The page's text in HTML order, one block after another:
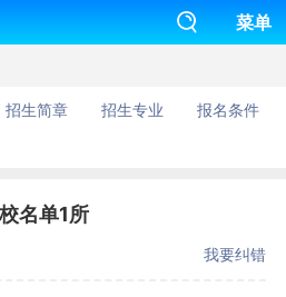
菜单
招生简章 招生专业
报名条件
名单1所
我要纠错